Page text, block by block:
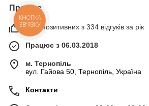
Про нас
98% позитивних з 334 відгуків за рік
Працює з 06.03.2018
м. Тернопіль
вул. Гайова 50, Тернопіль, Україна
Контакти
КНОПКА
ЗВ'ЯЗКУ